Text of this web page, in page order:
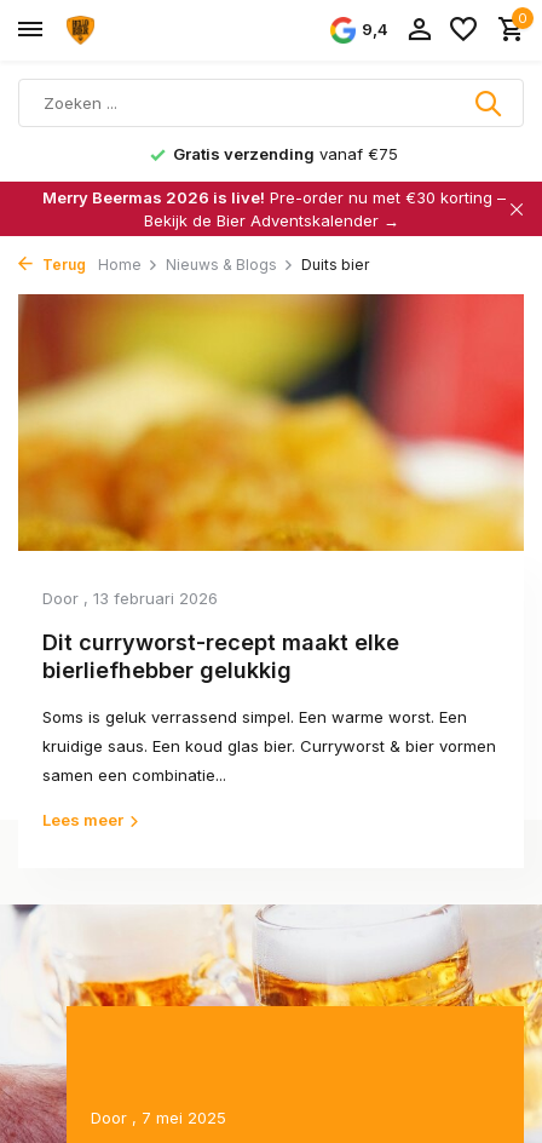
9,4
0
Gratis verzending vanaf €75
Merry Beermas 2026 is live! Pre-order nu met €30 korting –
Bekijk de Bier Adventskalender →
Terug Home Nieuws & Blogs Duits bier
Door , 13 februari 2026
Dit curryworst-recept maakt elke
bierliefhebber gelukkig
Soms is geluk verrassend simpel. Een warme worst. Een
kruidige saus. Een koud glas bier. Curryworst & bier vormen
samen een combinatie...
Lees meer
Door , 7 mei 2025